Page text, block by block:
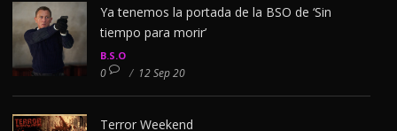
Ya tenemos la portada de la BSO de ‘Sin
tiempo para morir’
B.S.O
0 / 12 Sep 20
Terror Weekend